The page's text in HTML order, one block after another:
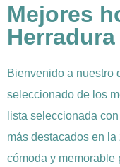
Mejores
Herradura
Bienvenido a nuestro
seleccionado de los
lista seleccionada
más destacados en
cómoda y memorable